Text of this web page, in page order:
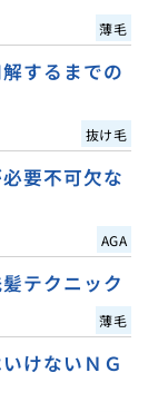
薄毛
するまでの
抜け毛
要不可欠な
AGA
テクニック
薄毛
けないＮＧ